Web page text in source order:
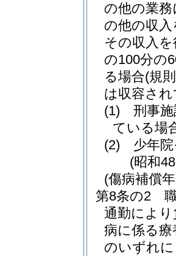
の他の業
の他の収
その収入
の100分の
る場合(規
は収容さ
(1)
刑事
ている場
(2)
少年
(昭和
(傷病補償
第8条の2
通勤によ
病に係る
のいずれ